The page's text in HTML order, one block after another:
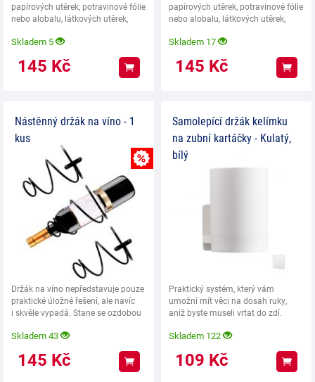
papírových utěrek, potravinové fólie
nebo alobalu, látkových utěrek,
Skladem 5
145 Kč Koupit
papírových utěrek, potravinové fólie
nebo alobalu, látkových utěrek,
Skladem 17
145 Kč
Nástěnný držák na víno - 1
kus
Držák na víno nepředstavuje pouze
praktické úložné řešení, ale navíc
i skvěle vypadá. Stane se ozdobou
MNOŽSTEVNÍ SLEVA
Skladem 43
145 Kč Koupit
Samolepící držák kelímku
na zubní kartáčky - Kulatý,
bílý
Praktický systém, který vám
umožní mít věci na dosah ruky,
aniž byste museli vrtat do zdí.
Skladem 122
109 Kč